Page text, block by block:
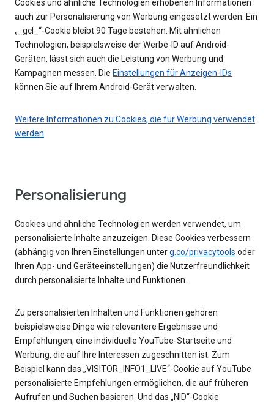
Cookies und ähnliche Technologien erhobenen Informationen
auch zur Personalisierung von Werbung eingesetzt werden. Ein
„_gcl_“-Cookie bleibt 90 Tage bestehen. Mit ähnlichen
Technologien, beispielsweise der Werbe-ID auf Android-
Geräten, lässt sich auch die Leistung von Werbung und
Kampagnen messen. Die Einstellungen für Anzeigen-IDs
können Sie auf Ihrem Android-Gerät verwalten.
Weitere Informationen zu Cookies, die für Werbung verwendet
werden
Personalisierung
Cookies und ähnliche Technologien werden verwendet, um
personalisierte Inhalte anzuzeigen. Diese Cookies verbessern
(abhängig von Ihren Einstellungen unterg.co/privacytools oder
Ihren App- und Geräteeinstellungen) die Nutzerfreundlichkeit
durch personalisierte Inhalte und Funktionen.
Zu personalisierten Inhalten und Funktionen gehören
beispielsweise Dinge wie relevantere Ergebnisse und
Empfehlungen, eine individuelle YouTube-Startseite und
Werbung, die auf Ihre Interessen zugeschnitten ist. Zum
Beispiel kann das „VISITOR_INFO1_LIVE“-Cookie auf YouTube
personalisierte Empfehlungen ermöglichen, die auf früheren
Aufrufen und Suchen basieren. Und das „NID“-Cookie